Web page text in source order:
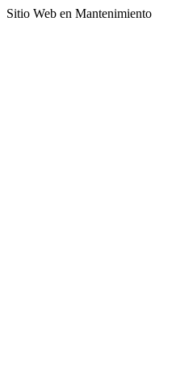
Sitio Web en Mantenimiento